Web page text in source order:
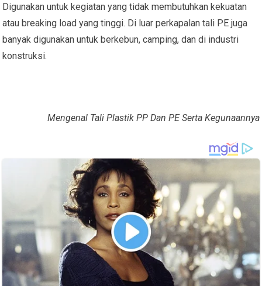
Digunakan untuk kegiatan yang tidak membutuhkan kekuatan
atau breaking load yang tinggi. Di luar perkapalan tali PE juga
banyak digunakan untuk berkebun, camping, dan di industri
konstruksi.
Mengenal Tali Plastik PP Dan PE Serta Kegunaannya